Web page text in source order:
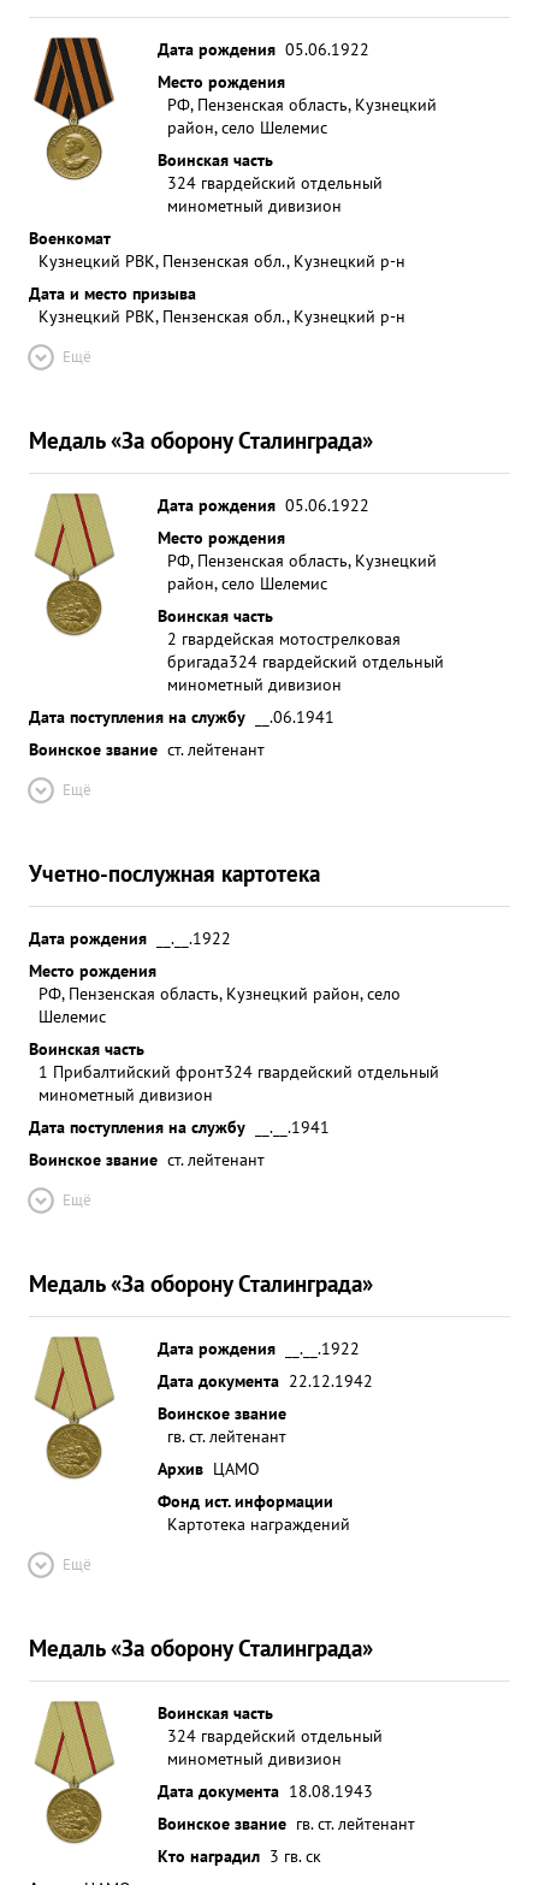
Дата рождения 05.06.1922
Место рождения
РФ, Пензенская область, Кузнецкий
район, село Шелемис
Воинская часть
324 гвардейский отдельный
минометный дивизион
Военкомат
Кузнецкий РВК, Пензенская обл., Кузнецкий р-н
Дата и место призыва
Кузнецкий РВК, Пензенская обл., Кузнецкий р-н
Ещё
Медаль «За оборону Сталинграда»
Дата рождения 05.06.1922
Место рождения
РФ, Пензенская область, Кузнецкий
район, село Шелемис
Воинская часть
2 гвардейская мотострелковая
бригада324 гвардейский отдельный
минометный дивизион
Дата поступления на службу
__.06.1941
Воинское звание ст. лейтенант
Ещё
Учетно-послужная картотека
Дата рождения
__.__.1922
Место рождения
РФ, Пензенская область, Кузнецкий район, село
Шелемис
Воинская часть
1 Прибалтийский фронт324 гвардейский отдельный
минометный дивизион
Дата поступления на службу
__.__.1941
Воинское звание ст. лейтенант
Ещё
Медаль «За оборону Сталинграда»
Дата рождения
__.__.1922
Дата документа 22.12.1942
Воинское звание
гв. ст. лейтенант
Архив ЦАМО
Фонд ист. информации
Картотека награждений
Ещё
Медаль «За оборону Сталинграда»
Воинская часть
324 гвардейский отдельный
минометный дивизион
Дата документа 18.08.1943
Воинское звание гв. ст. лейтенант
Кто наградил 3 гв. ск